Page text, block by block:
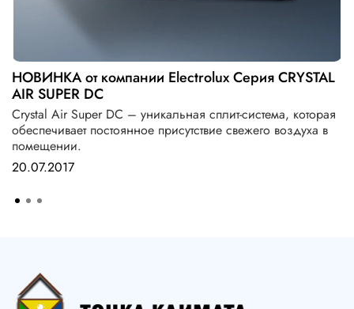
НОВИНКА от компании Electrolux Серия CRYSTAL
AIR SUPER DC
Crystal Air Super DC – уникальная сплит-система, которая
обеспечивает постоянное присутствие свежего воздуха в
помещении.
20.07.2017